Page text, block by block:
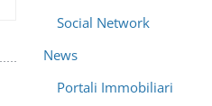
Social Network
News
Portali Immobiliari